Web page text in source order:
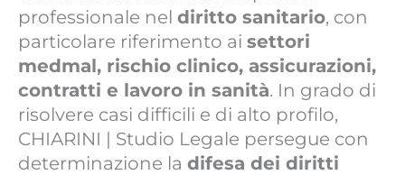
professionale nel diritto sanitario, con
particolare riferimento ai settori
medmal, rischio clinico, assicurazioni,
contratti e lavoro in sanità. In grado di
risolvere casi difficili e di alto profilo,
CHIARINI | Studio Legale persegue con
determinazione la difesa dei diritti